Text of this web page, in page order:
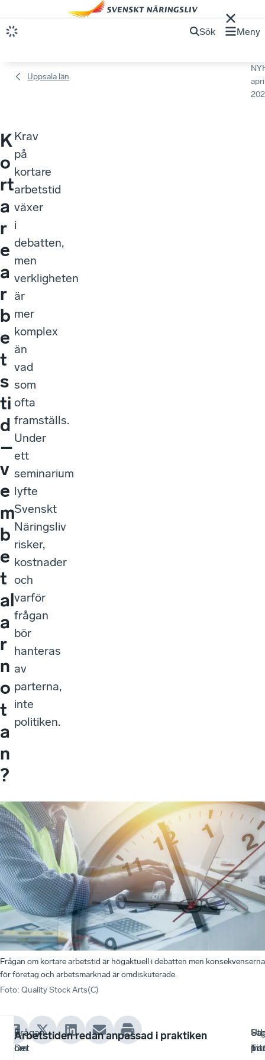
Sök Meny
Uppsala län
K
o
rt
a
r
e
a
r
b
e
t
s
ti
d
–
v
e
m
b
e
t
al
a
r
n
o
t
a
n
?
Krav
på
kortare
arbetstid
växer
i
debatten,
men
verkligheten
är
mer
komplex
än
vad
som
ofta
framställs.
Under
ett
seminarium
lyfte
Svenskt
Näringsliv
risker,
kostnader
och
varför
frågan
bör
hanteras
av
parterna,
inte
politiken.
Frågan om kortare arbetstid är högaktuell i debatten men konsekvenserna
för företag och arbetsmarknad är omdiskuterade.
Foto: Quality Stock Arts(C)
Frågan
om
–
Det
Arbetstiden redan anpassad i praktiken
i
–
– I